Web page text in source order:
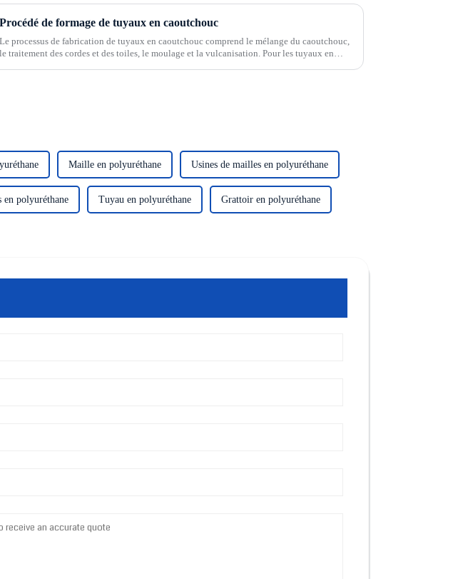
Procédé de formage de tuyaux en caoutchouc
Le processus de fabrication de tuyaux en caoutchouc comprend le mélange du caoutchouc,
le traitement des cordes et des toiles, le moulage et la vulcanisation. Pour les tuyaux en
Maille en polyuréthane Usines de mailles en polyuréthane
en polyuréthane Tuyau en polyuréthane Grattoir en polyuréthane